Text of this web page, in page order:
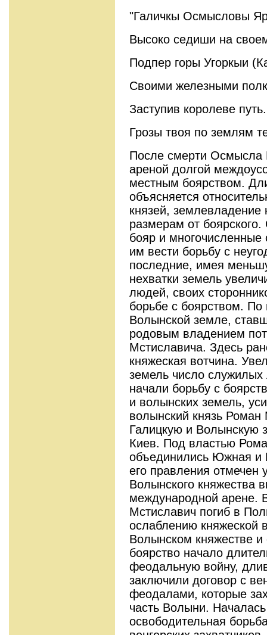
"Галичкы Осмысловы
Высоко седиши на
Подпер горы Угоркыи
Своими железными
Заступив королеве
Грозы твоя по землям
После смерти Осмысла
ареной долгой
местным боярством.
объясняется
князей, землевладение
размерам от
бояр и многочисленные
им вести борьбу с
последние, имея
нехватки земель
людей, своих
борьбе с боярством.
Волынской земле,
родовым владением
Мстиславича. Здесь
княжеская вотчина.
земель число
начали борьбу с
и волынских земель,
волынский князь
Галицкую и Волынскую
Киев. Под властью
объединились Южная и
его правления отмечен
Волынского княжества
международной арене.
Мстиславич погиб в
ослаблению княжеской
Волынском княжестве и
боярство начало
феодальную войну,
заключили договор с
феодалами, которые
часть Волыни.
освободительная